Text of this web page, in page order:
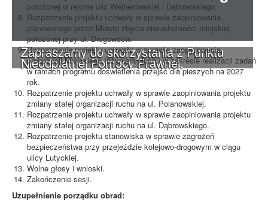
Zapraszamy do skorzystania z Punktu
Nieodpłatnej Pomocy Prawnej.
położonej w rejonie ulic Wejherowskiej i Dąbrowskiego.
Rozpatrzenie projektu uchwały w sprawie zaopiniowania
planowanego przez Miasto zbycia nieruchomości miejskiej
położonej przy ul. Drogowców.
Rozpatrzenie projektu uchwały w sprawie zaopiniowania
propozycji Miejskiego Inżyniera Ruchu w zakresie realizacji zadań
w ramach programu doświetlenia przejść dla pieszych na 2027
rok.
Rozpatrzenie projektu uchwały w sprawie zaopiniowania projektu
zmiany stałej organizacji ruchu na ul. Polanowskiej.
Rozpatrzenie projektu uchwały w sprawie zaopiniowania projektu
zmiany stałej organizacji ruchu na ul. Dąbrowskiego.
Rozpatrzenie projektu stanowiska w sprawie zagrożeń
bezpieczeństwa przy przejeździe kolejowo-drogowym w ciągu
ulicy Lutyckiej.
Wolne głosy i wnioski.
Zakończenie sesji.
Uzupełnienie porządku obrad: